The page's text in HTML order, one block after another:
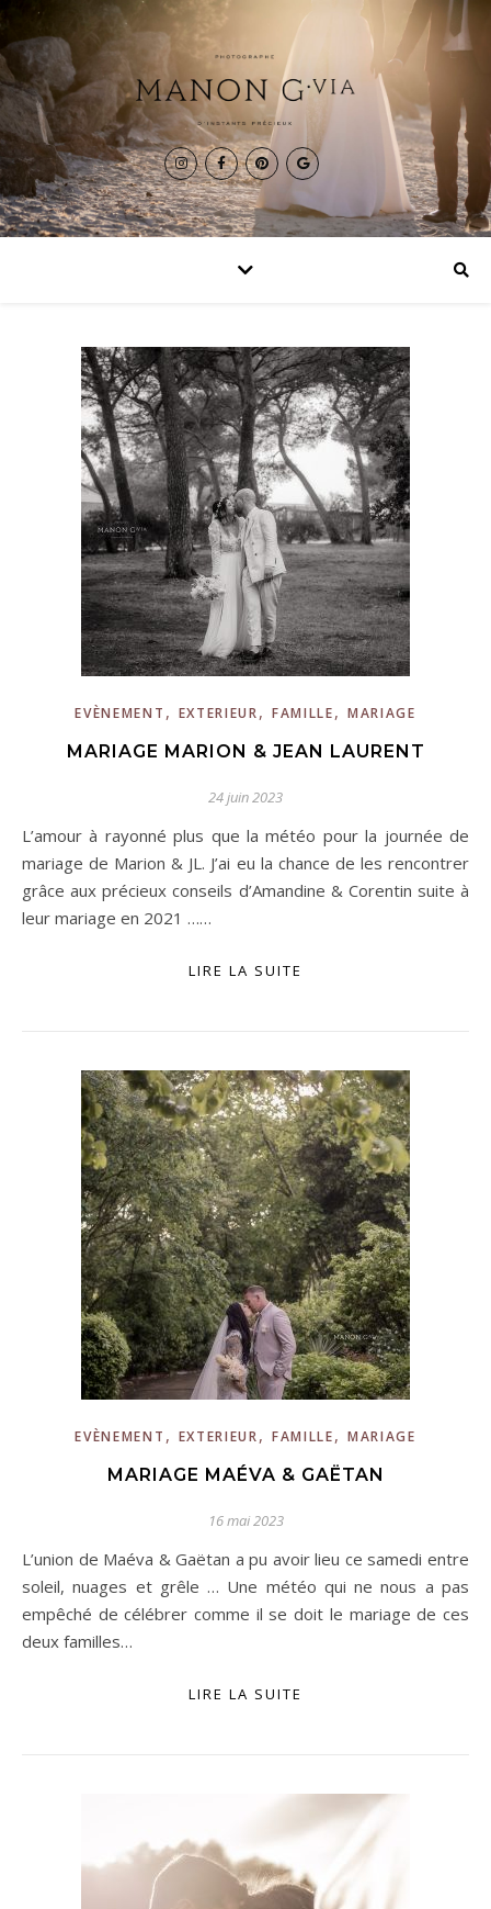
EVÈNEMENT , EXTERIEUR, FAMILLE, MARIAGE
MARIAGE MARION & JEAN LAURENT
24 juin 2023
L’amour à rayonné plus que la météo pour la journée de
mariage de Marion & JL. J’ai eu la chance de les rencontrer
grâce aux précieux conseils d’Amandine & Corentin suite à
leur mariage en 2021 ……
LIRE LA SUITE
EVÈNEMENT , EXTERIEUR, FAMILLE, MARIAGE
MARIAGE MAÉVA & GAËTAN
16 mai 2023
L’union de Maéva & Gaëtan a pu avoir lieu ce samedi entre
soleil, nuages et grêle … Une météo qui ne nous a pas
empêché de célébrer comme il se doit le mariage de ces
deux familles…
LIRE LA SUITE